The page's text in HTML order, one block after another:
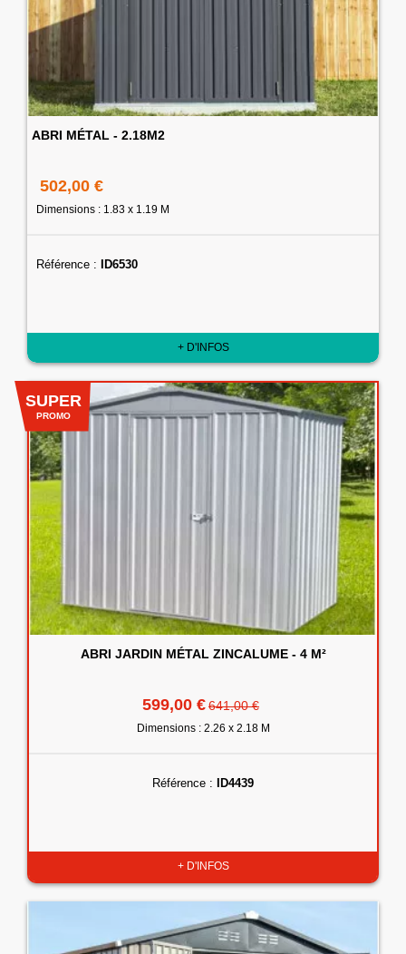
ABRI MÉTAL - 2.18M2
502,00 €
Dimensions : 1.83 x 1.19 M
Référence : ID6530
+ D'INFOS
SUPER
PROMO
ABRI JARDIN MÉTAL ZINCALUME - 4 M²
599,00 €641,00 €
Dimensions : 2.26 x 2.18 M
Référence : ID4439
+ D'INFOS